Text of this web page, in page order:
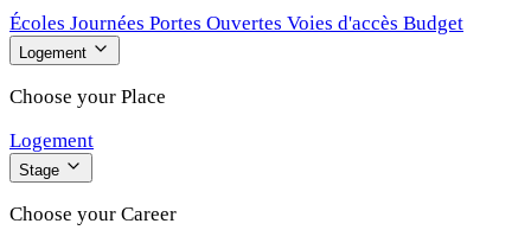
Écoles Journées Portes Ouvertes Voies d'accès Budget
Logement
Choose your Place
Logement
Stage
Choose your Career